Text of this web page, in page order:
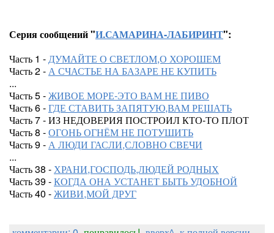
Серия сообщений "И.САМАРИНА-ЛАБИРИНТ":
Часть 1 -ДУМАЙТЕ О СВЕТЛОМ,О ХОРОШЕМ
Часть 2 -А СЧАСТЬЕ НА БАЗАРЕ НЕ КУПИТЬ
...
Часть 5 -ЖИВОЕ МОРЕ-ЭТО ВАМ НЕ ПИВО
Часть 6 -ГДЕ СТАВИТЬ ЗАПЯТУЮ,ВАМ РЕШАТЬ
Часть 7 - ИЗ НЕДОВЕРИЯ ПОСТРОИЛ КТО-ТО ПЛОТ
Часть 8 -ОГОНЬ ОГНЁМ НЕ ПОТУШИТЬ
Часть 9 -А ЛЮДИ ГАСЛИ,СЛОВНО СВЕЧИ
...
Часть 38 -ХРАНИ,ГОСПОДЬ,ЛЮДЕЙ РОДНЫХ
Часть 39 -КОГДА ОНА УСТАНЕТ БЫТЬ УДОБНОЙ
Часть 40 -ЖИВИ,МОЙ ДРУГ